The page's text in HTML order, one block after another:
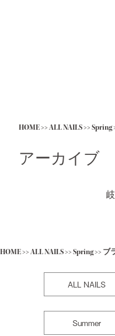
HOME>>ALL NAILS>>Spring
アーカイブ
HOME>>ALL NAILS>>Spring>> ブ
ALL NAILS
Summer